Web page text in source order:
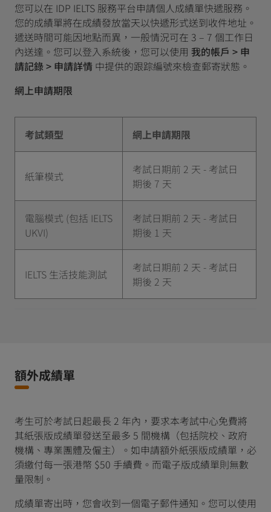
您可以在 IDP IELTS 服務平台申請個人成績單快遞服務。
您的成績單將在成績發放當天以快遞形式送到收件地址。
遞送時間可能因地點而異，一般情況可在 3 – 7 個工作日
內送達。您可以登入系統後，您可以使用 我的帳戶 > 申
請記錄 > 申請詳情 中提供的跟踪編號來檢查郵寄狀態。
網上申請期限
考試類型 網上申請期限
紙筆模式
考試日期前 2 天 - 考試日
期後 7 天
電腦模式 (包括 IELTS
UKVI)
考試日期前 2 天 - 考試日
期後 1 天
IELTS 生活技能測試
考試日期前 2 天 - 考試日
期後 2 天
額外成績單
考生可於考試日起最長 2 年內，要求本考試中心免費將
其紙張版成績單發送至最多 5 間機構（包括院校、政府
機構、專業團體及僱主）。如申請額外紙張版成績單，必
須繳付每一張港幣 $50 手續費。而電子版成績單則無數
量限制。
成績單寄出時，您會收到一個電子郵件通知。您可以使用